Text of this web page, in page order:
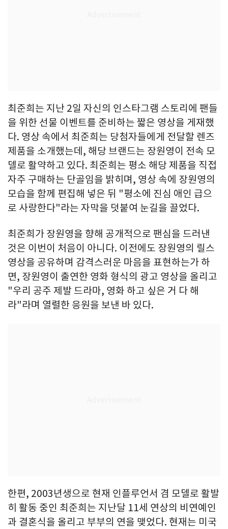
최준희는 지난 2일 자신의 인스타그램 스토리에 팬들
을 위한 선물 이벤트를 준비하는 짧은 영상을 게재했
다. 영상 속에서 최준희는 당첨자들에게 전달할 렌즈
제품을 소개했는데, 해당 브랜드는 장원영이 전속 모
델로 활약하고 있다. 최준희는 평소 해당 제품을 직접
자주 구매하는 단골임을 밝히며, 영상 속에 장원영의
모습을 함께 편집해 넣은 뒤 "평소에 진심 애인 급으
로 사랑한다"라는 자막을 덧붙여 눈길을 끌었다.
최준희가 장원영을 향해 공개적으로 팬심을 드러낸
것은 이번이 처음이 아니다. 이전에도 장원영의 릴스
영상을 공유하며 감격스러운 마음을 표현하는가 하
면, 장원영이 출연한 영화 형식의 광고 영상을 올리고
"우리 공주 제발 드라마, 영화 하고 싶은 거 다 해
라"라며 열렬한 응원을 보낸 바 있다.
한편, 2003년생으로 현재 인플루언서 겸 모델로 활발
히 활동 중인 최준희는 지난달 11세 연상의 비연예인
과 결혼식을 올리고 부부의 연을 맺었다. 현재는 미국